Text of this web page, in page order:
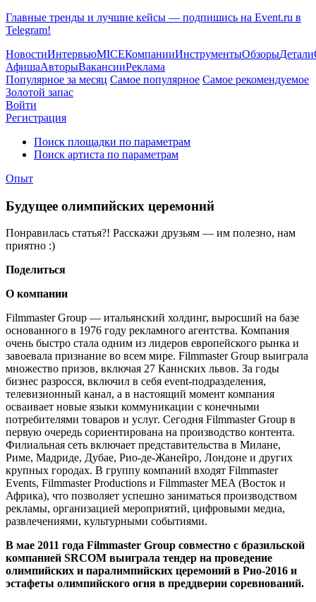
Главные тренды и лучшие кейсы — подпишись на Event.ru в
Telegram!
НовостиИнтервьюMICEКомпанииИнструментыОбзорыДетали
АфишаАвторыВакансииРеклама
Популярное за месяц Самое популярное Самое рекомендуемое
Золотой запас
Войти
Регистрация
Поиск площадки по параметрам
Поиск артиста по параметрам
Опыт
Будущее олимпийских церемоний
Понравилась статья?! Расскажи друзьям — им полезно, нам
приятно :)
Поделиться
О компании
Filmmaster Group — итальянский холдинг, выросший на базе
основанного в 1976 году рекламного агентства. Компания
очень быстро стала одним из лидеров европейского рынка и
завоевала признание во всем мире. Filmmaster Group выиграла
множество призов, включая 27 Каннских львов. За годы
бизнес разросся, включил в себя event-подразделения,
телевизионный канал, а в настоящий момент компания
осваивает новые языки коммуникации с конечными
потребителями товаров и услуг. Сегодня Filmmaster Group в
первую очередь сориентирована на производство контента.
Филиальная сеть включает представительства в Милане,
Риме, Мадриде, Дубае, Рио-де-Жанейро, Лондоне и других
крупных городах. В группу компаний входят Filmmaster
Events, Filmmaster Productions и Filmmaster MEA (Восток и
Африка), что позволяет успешно заниматься производством
рекламы, организацией мероприятий, цифровыми медиа,
развлечениями, культурными событиями.
В мае 2011 года Filmmaster Group совместно с бразильской
компанией SRCOM выиграла тендер на проведение
олимпийских и паралимпийских церемоний в Рио-2016 и
эстафеты олимпийского огня в преддверии соревнований.